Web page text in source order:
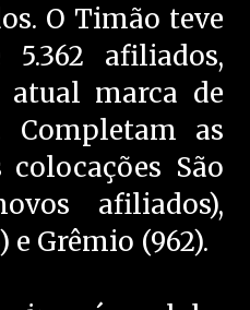
O Timão teve
afiliados,
marca de
Completam as
São
afiliados),
e Grêmio (962).